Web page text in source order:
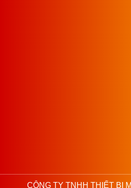
CÔNG TY TNHH THIẾT BỊ